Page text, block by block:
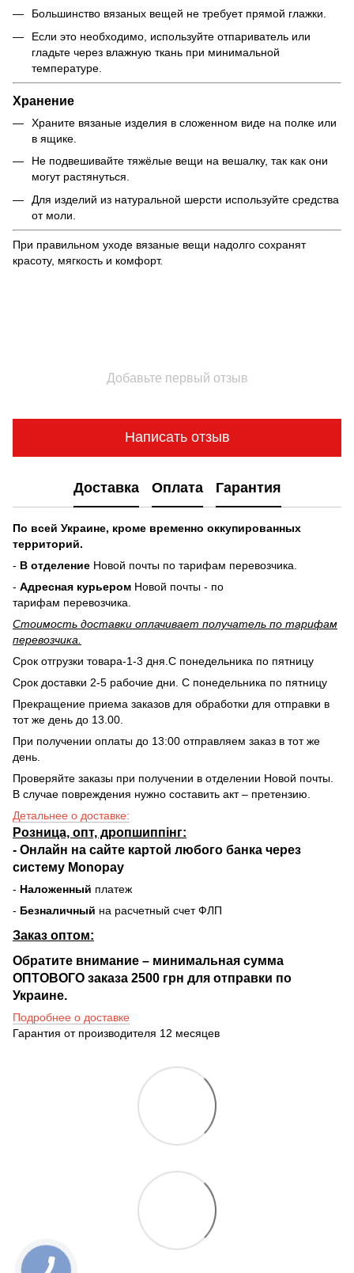
Большинство вязаных вещей не требует прямой глажки.
Если это необходимо, используйте отпариватель или
гладьте через влажную ткань при минимальной
температуре.
Хранение
Храните вязаные изделия в сложенном виде на полке или
в ящике.
Не подвешивайте тяжёлые вещи на вешалку, так как они
могут растянуться.
Для изделий из натуральной шерсти используйте средства
от моли.
При правильном уходе вязаные вещи надолго сохранят
красоту, мягкость и комфорт.
Добавьте первый отзыв
Написать отзыв
Доставка Оплата Гарантия
По всей Украине, кроме временно оккупированных
территорий.
- В отделение Новой почты по тарифам перевозчика.
- Адресная курьером Новой почты - по
тарифам перевозчика.
Стоимость доставки оплачивает получатель по тарифам
перевозчика.
Срок отгрузки товара-1-3 дня.С понедельника по пятницу
Срок доставки 2-5 рабочие дни. С понедельника по пятницу
Прекращение приема заказов для обработки для отправки в
тот же день до 13.00.
При получении оплаты до 13:00 отправляем заказ в тот же
день.
Проверяйте заказы при получении в отделении Новой почты.
В случае повреждения нужно составить акт – претензию.
Детальнее о доставке:
Розница, опт, дропшиппінг:
- Онлайн на сайте картой любого банка через
систему Monopay
- Наложенный платеж
- Безналичный на расчетный счет ФЛП
Заказ оптом:
Обратите внимание – минимальная сумма
ОПТОВОГО заказа 2500 грн для отправки по
Украине.
Подробнее о доставке
Гарантия от производителя 12 месяцев